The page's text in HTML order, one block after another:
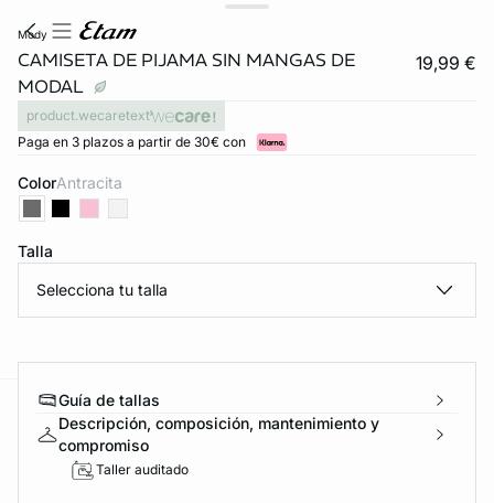
mody
CAMISETA DE PIJAMA SIN MANGAS DE
MODAL
19,99 €
product.wecaretext
Paga en 3 plazos a partir de 30€ con
Color antracita
Talla
Selecciona tu talla
Guía de tallas
Descripción, composición, mantenimiento y
compromiso
Taller auditado